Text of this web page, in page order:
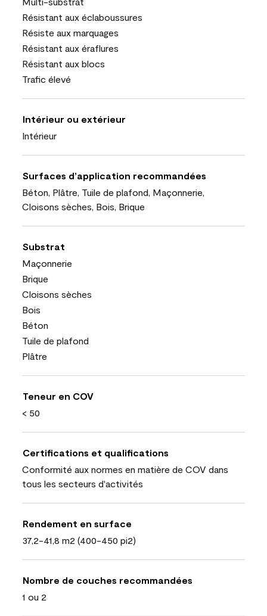
Résistant aux éclaboussures
Résiste aux marquages
Résistant aux éraflures
Résistant aux blocs
Trafic élevé
Intérieur ou extérieur
Intérieur
Surfaces d’application recommandées
Béton, Plâtre, Tuile de plafond, Maçonnerie,
Cloisons sèches, Bois, Brique
Substrat
Maçonnerie
Brique
Cloisons sèches
Bois
Béton
Tuile de plafond
Plâtre
Teneur en COV
< 50
Certifications et qualifications
Conformité aux normes en matière de COV dans
tous les secteurs d'activités
Rendement en surface
37,2-41,8 m2 (400-450 pi2)
Nombre de couches recommandées
1 ou 2